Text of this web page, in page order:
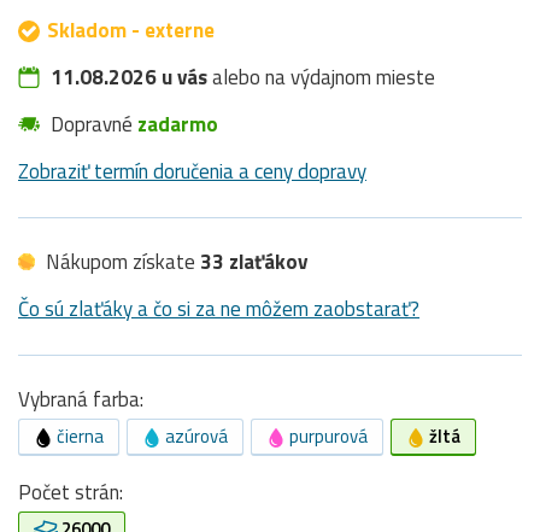
Skladom - externe
11.08.2026 u vásalebo na výdajnom mieste
Dopravné zadarmo
Zobraziť termín doručenia a ceny dopravy
Nákupom získate 33 zlaťákov
Čo sú zlaťáky a čo si za ne môžem zaobstarať?
Vybraná farba:
čierna azúrová purpurová žltá
Počet strán: